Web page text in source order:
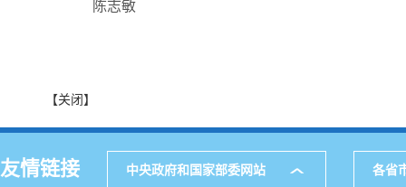
陈志敏
【关闭】
友情链接 中央政府和国家部委网站 各省